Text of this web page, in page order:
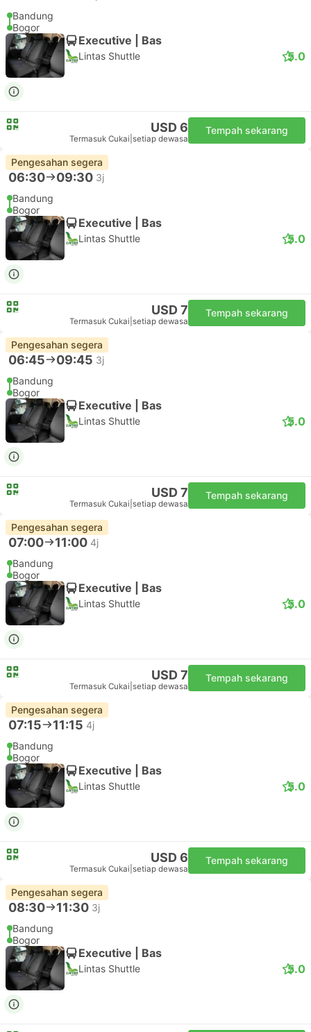
Bandung
Bogor
Executive | Bas
Lintas Shuttle 5.0
USD 6
Termasuk Cukai setiap dewasa
Tempah sekarang
Pengesahan segera
06:30 09:30 3j
Bandung
Bogor
Executive | Bas
Lintas Shuttle 5.0
USD 7
Termasuk Cukai setiap dewasa
Tempah sekarang
Pengesahan segera
06:45 09:45 3j
Bandung
Bogor
Executive | Bas
Lintas Shuttle 5.0
USD 7
Termasuk Cukai setiap dewasa
Tempah sekarang
Pengesahan segera
07:00 11:00 4j
Bandung
Bogor
Executive | Bas
Lintas Shuttle 5.0
USD 7
Termasuk Cukai setiap dewasa
Tempah sekarang
Pengesahan segera
07:15 11:15 4j
Bandung
Bogor
Executive | Bas
Lintas Shuttle 5.0
USD 6
Termasuk Cukai setiap dewasa
Tempah sekarang
Pengesahan segera
08:30 11:30 3j
Bandung
Bogor
Executive | Bas
Lintas Shuttle 5.0